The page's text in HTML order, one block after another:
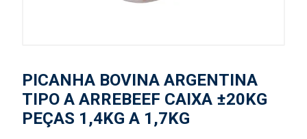
PICANHA BOVINA ARGENTINA
TIPO A ARREBEEF CAIXA ±20KG
PEÇAS 1,4KG A 1,7KG